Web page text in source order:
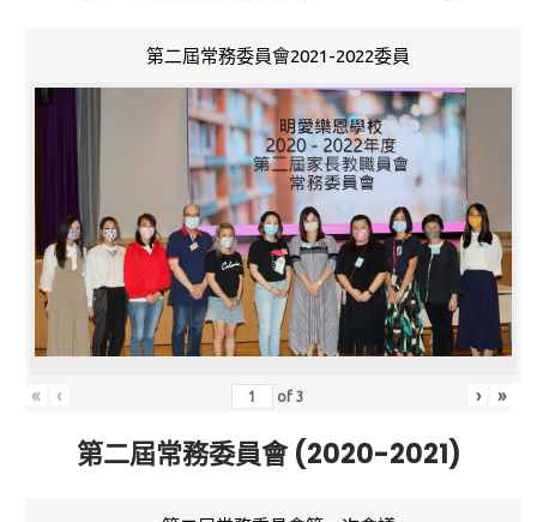
第二屆常務委員會2021-2022委員
« ‹ of3 › »
第二屆常務委員會 (2020-2021)